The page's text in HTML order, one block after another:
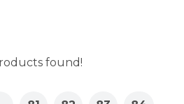
found!